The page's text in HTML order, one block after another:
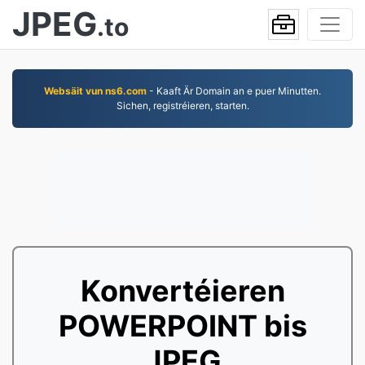
JPEG.to
Websäit vun ns6.com - Kaaft Är Domain an e puer Minutten.
Sichen, registréieren, starten.
Konvertéieren
POWERPOINT bis